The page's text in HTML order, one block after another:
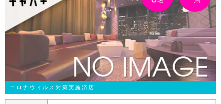
過ごすなら「シクレ グラン」で決まりっ◎トーク力も抜
群の彼女たちと、思う存分盛り上がりましょう♪
コロナウィルス対策実施済店